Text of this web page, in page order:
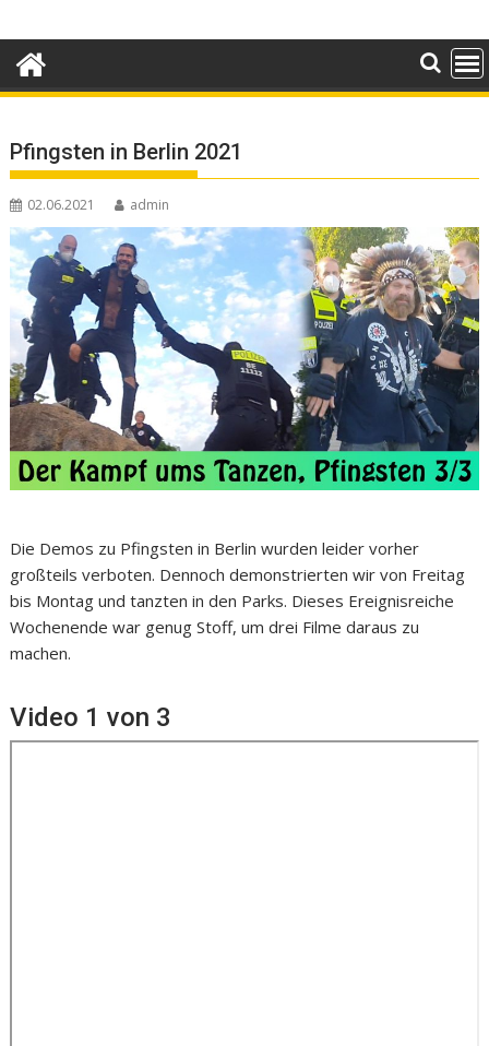
to
content
Pfingsten in Berlin 2021
02.06.2021 admin
Die Demos zu Pfingsten in Berlin wurden leider vorher
großteils verboten. Dennoch demonstrierten wir von Freitag
bis Montag und tanzten in den Parks. Dieses Ereignisreiche
Wochenende war genug Stoff, um drei Filme daraus zu
machen.
Video 1 von 3